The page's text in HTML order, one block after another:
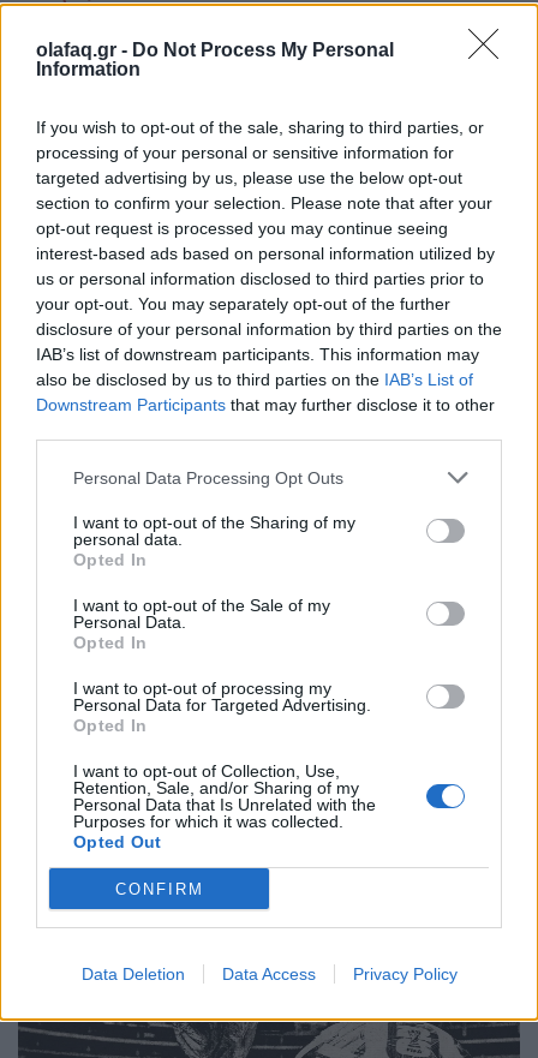
olafaq.gr - Do Not Process My Personal
Information
If you wish to opt-out of the sale, sharing to third parties, or
processing of your personal or sensitive information for
targeted advertising by us, please use the below opt-out
section to confirm your selection. Please note that after your
opt-out request is processed you may continue seeing
interest-based ads based on personal information utilized by
us or personal information disclosed to third parties prior to
your opt-out. You may separately opt-out of the further
disclosure of your personal information by third parties on the
IAB’s list of downstream participants. This information may
also be disclosed by us to third parties on the IAB’s List of
Downstream Participants that may further disclose it to other
Personal Data Processing Opt Outs
I want to opt-out of the Sharing of my
personal data.
Opted In
I want to opt-out of the Sale of my
Personal Data.
Opted In
I want to opt-out of processing my
Personal Data for Targeted Advertising.
Opted In
I want to opt-out of Collection, Use,
Retention, Sale, and/or Sharing of my
Personal Data that Is Unrelated with the
Purposes for which it was collected.
Opted Out
CONFIRM
Data Deletion Data Access Privacy Policy
O φρουρός της αυθεντικής συναυλιακής
πίστης
Κάθε καλοκαίρι δεν έρχονται μόνο οι συναυλίες. Έρχεται κι
εκείνος που θα σου πει αν αξίζεις να είσαι εκεί. Spoiler: «δεν
αξίζεις».
Πολιτιστική στασιμότητα powered by AI:
Tο μέλλον μοιάζει ήδη βαρετό
20.05.26
με δικό της περιεχόμενο, καταλήγει να παράγει όλο και πιο
άψυχο, προβλέψιμο και μέτριο υλικό. Με λίγα λόγια, το
internet μετατρέπεται σιγά σιγά